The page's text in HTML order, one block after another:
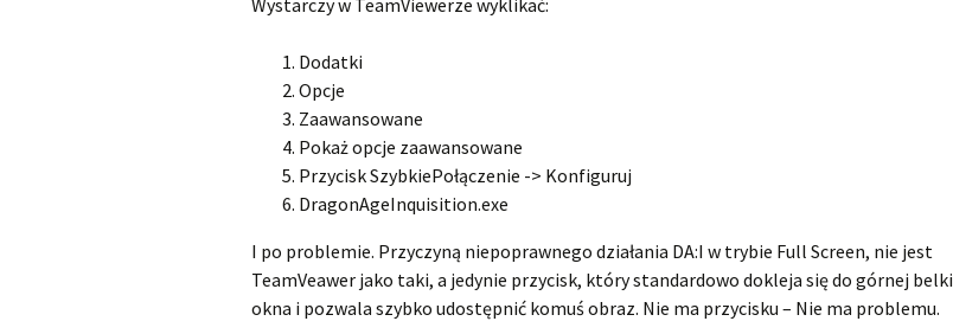
Wystarczy w TeamViewerze wyklikać:
Dodatki
Opcje
Zaawansowane
Pokaż opcje zaawansowane
Przycisk SzybkiePołączenie -> Konfiguruj
DragonAgeInquisition.exe
I po problemie. Przyczyną niepoprawnego działania DA:I w trybie Full Screen, nie jest
TeamVeawer jako taki, a jedynie przycisk, który standardowo dokleja się do górnej belki
okna i pozwala szybko udostępnić komuś obraz. Nie ma przycisku – Nie ma problemu.